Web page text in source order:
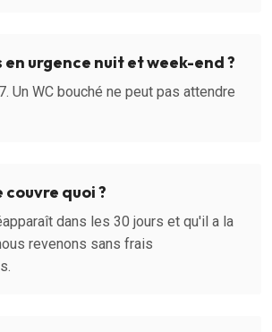
en urgence nuit et week-end ?
Un WC bouché ne peut pas attendre
quoi ?
dans les 30 jours et qu'il a la
revenons sans frais